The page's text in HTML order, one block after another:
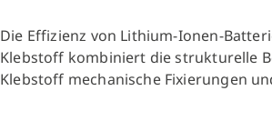
Die Effizienz von Lithium-Ionen-
Klebstoff kombiniert die strukturelle
Klebstoff mechanische Fixierungen